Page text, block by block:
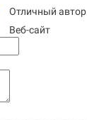
Отличный автор
Веб-сайт